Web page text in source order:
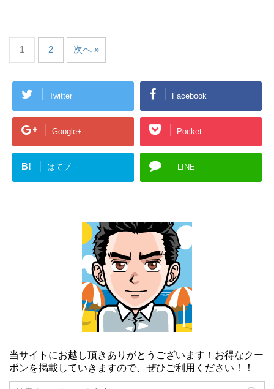
1 2 次へ »
Twitter Facebook
Google+ Pocket
B! はてブ LINE
当サイトにお越し頂きありがとうございます！お得なクー
ポンを掲載していきますので、ぜひご利用ください！！